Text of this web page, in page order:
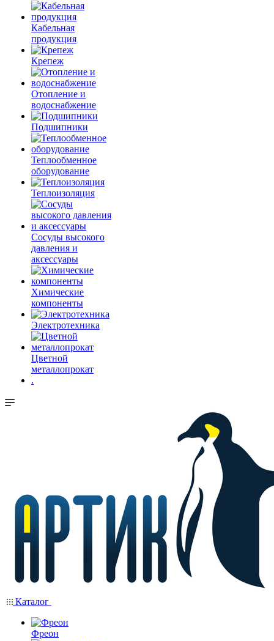
Кабельная
продукция
Крепеж
Отопление и
водоснабжение
Подшипники
Теплообменное
оборудование
Теплоизоляция
Сосуды высокого
давления и
аксессуары
Химические
компоненты
Электротехника
Цветной
металлопрокат
.
Каталог
Фреон